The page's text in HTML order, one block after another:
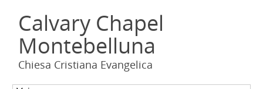
Calvary Chapel
Montebelluna
Chiesa Cristiana Evangelica